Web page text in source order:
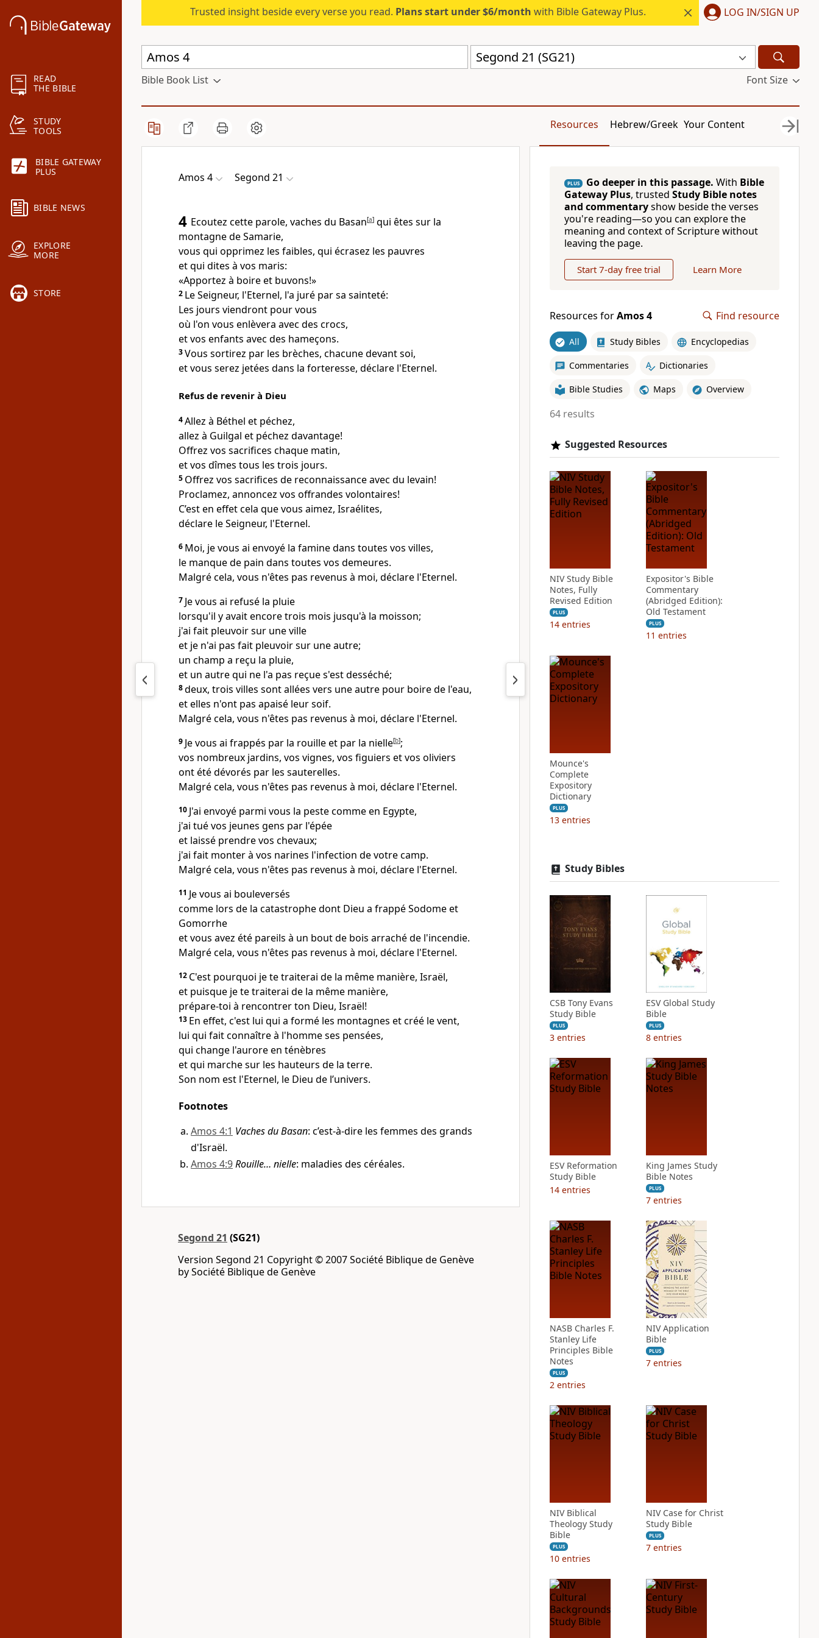
READ
THE BIBLE
STUDY
TOOLS
BIBLE GATEWAY
PLUS
BIBLE NEWS
EXPLORE
MORE
STORE
Trusted insight beside every verse you read. Plans start under $6/month with Bible Gateway Plus. LOG IN/SIGN UP
Segond 21 (SG21)
Bible Book List Font Size
Resources Hebrew/Greek Your Content
Amos 4 Segond 21
4 Ecoutez cette parole, vaches du Basan[a] qui êtes sur la
montagne de Samarie,
vous qui opprimez les faibles, qui écrasez les pauvres
et qui dites à vos maris:
«Apportez à boire et buvons!»
2 Le Seigneur, l'Eternel, l'a juré par sa sainteté:
Les jours viendront pour vous
où l'on vous enlèvera avec des crocs,
et vos enfants avec des hameçons.
3Vous sortirez par les brèches, chacune devant soi,
et vous serez jetées dans la forteresse, déclare l'Eternel.
Refus de revenir à Dieu
4Allez à Béthel et péchez,
allez à Guilgal et péchez davantage!
Offrez vos sacrifices chaque matin,
et vos dîmes tous les trois jours.
5 Offrez vos sacrifices de reconnaissance avec du levain!
Proclamez, annoncez vos offrandes volontaires!
C’est en effet cela que vous aimez, Israélites,
déclare le Seigneur, l'Eternel.
6 Moi, je vous ai envoyé la famine dans toutes vos villes,
le manque de pain dans toutes vos demeures.
Malgré cela, vous n'êtes pas revenus à moi, déclare l'Eternel.
7 Je vous ai refusé la pluie
lorsqu'il y avait encore trois mois jusqu'à la moisson;
j'ai fait pleuvoir sur une ville
et je n'ai pas fait pleuvoir sur une autre;
un champ a reçu la pluie,
et un autre qui ne l'a pas reçue s'est desséché;
8deux, trois villes sont allées vers une autre pour boire de l'eau,
et elles n'ont pas apaisé leur soif.
Malgré cela, vous n'êtes pas revenus à moi, déclare l'Eternel.
9 Je vous ai frappés par la rouille et par la nielle[b];
vos nombreux jardins, vos vignes, vos figuiers et vos oliviers
ont été dévorés par les sauterelles.
Malgré cela, vous n'êtes pas revenus à moi, déclare l'Eternel.
10 J'ai envoyé parmi vous la peste comme en Egypte,
j'ai tué vos jeunes gens par l'épée
et laissé prendre vos chevaux;
j'ai fait monter à vos narines l'infection de votre camp.
Malgré cela, vous n'êtes pas revenus à moi, déclare l'Eternel.
11 Je vous ai bouleversés
comme lors de la catastrophe dont Dieu a frappé Sodome et
Gomorrhe
et vous avez été pareils à un bout de bois arraché de l'incendie.
Malgré cela, vous n'êtes pas revenus à moi, déclare l'Eternel.
12 C'est pourquoi je te traiterai de la même manière, Israël,
et puisque je te traiterai de la même manière,
prépare-toi à rencontrer ton Dieu, Israël!
13 En effet, c'est lui qui a formé les montagnes et créé le vent,
lui qui fait connaître à l'homme ses pensées,
qui change l'aurore en ténèbres
et qui marche sur les hauteurs de la terre.
Son nom est l'Eternel, le Dieu de l’univers.
Footnotes
Amos 4:1 Vaches du Basan: c’est-à-dire les femmes des grands
d'Israël.
Amos 4:9Rouille… nielle: maladies des céréales.
Segond 21 (SG21)
Version Segond 21 Copyright © 2007 Société Biblique de Genève
by Société Biblique de Genève
PLUS Go deeper in this passage. With Bible
Gateway Plus, trusted Study Bible notes
and commentaryshow beside the verses
you're reading—so you can explore the
meaning and context of Scripture without
leaving the page.
Start 7-day free trial Learn More
Resources forAmos 4 Find resource
All Study Bibles Encyclopedias
Commentaries Dictionaries
Bible Studies Maps Overview
64 results
Suggested Resources
NIV Study Bible
Notes, Fully
Revised Edition
PLUS
14 entries
Expositor's Bible
Commentary
(Abridged Edition):
Old Testament
PLUS
11 entries
Mounce's
Complete
Expository
Dictionary
PLUS
13 entries
Study Bibles
CSB Tony Evans
Study Bible
PLUS
3 entries
ESV Global Study
Bible
PLUS
8 entries
ESV Reformation
Study Bible
14 entries
King James Study
Bible Notes
PLUS
7 entries
NASB Charles F.
Stanley Life
Principles Bible
Notes
PLUS
2 entries
NIV Application
Bible
PLUS
7 entries
NIV Biblical
Theology Study
Bible
PLUS
10 entries
NIV Case for Christ
Study Bible
PLUS
7 entries